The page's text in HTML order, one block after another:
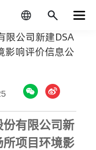
限公司新建DSA
影响评价信息公
有限公司新
项目环境影